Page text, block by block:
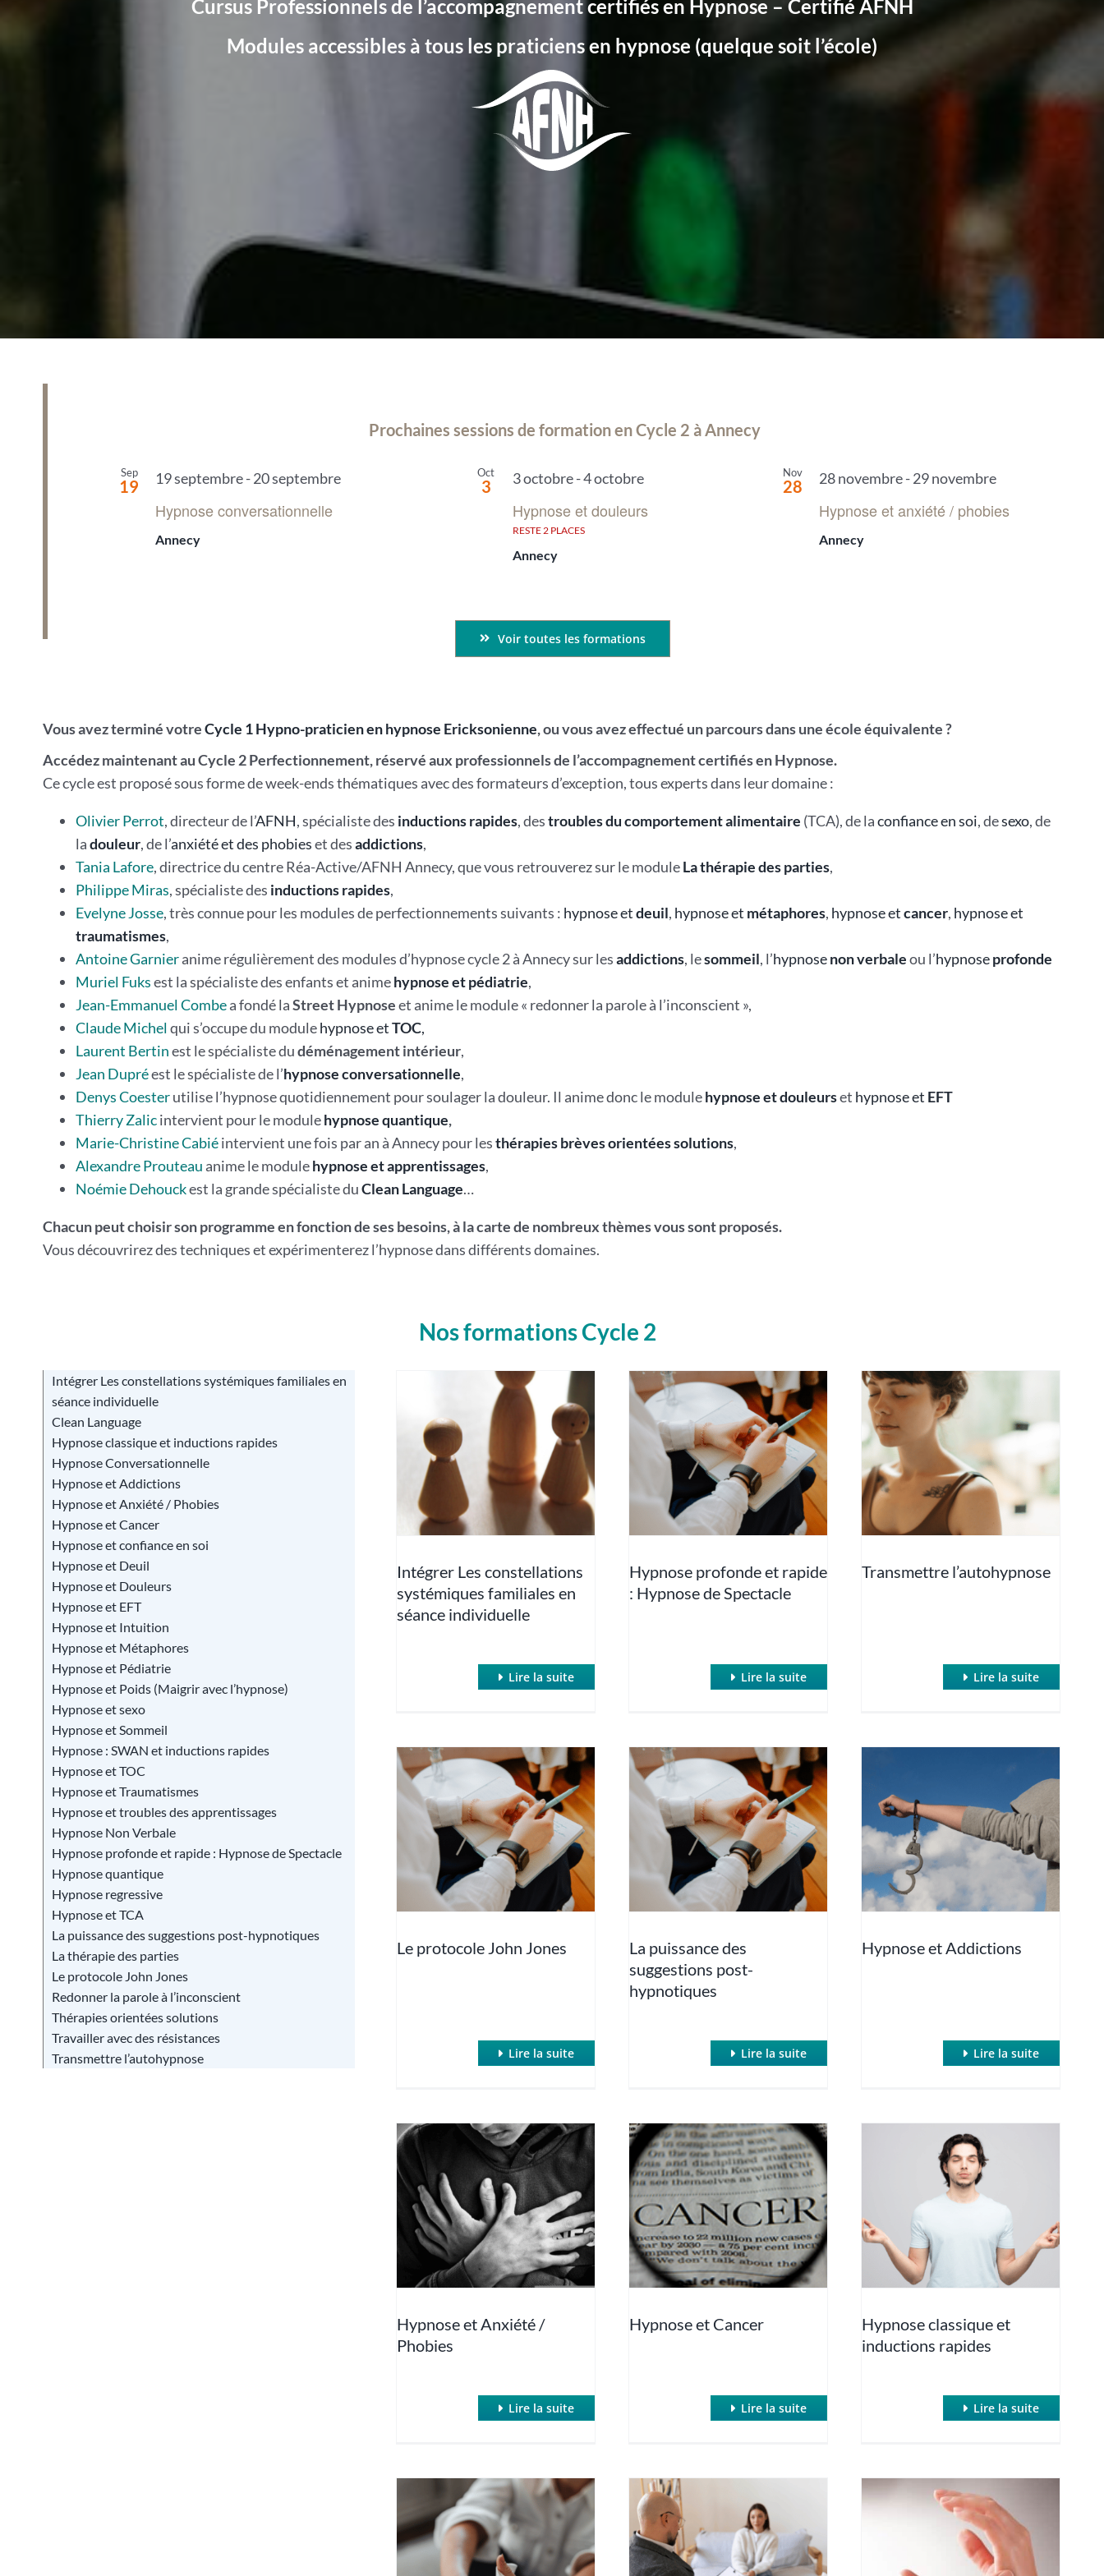
Cursus Professionnels de l’accompagnement certifiés en Hypnose – Certifié AFNH
Modules accessibles à tous les praticiens en hypnose (quelque soit l’école)
Prochaines sessions de formation en Cycle 2 à Annecy
Sep
19 19 septembre-20 septembre
Hypnose conversationnelle
Annecy
Oct
3 3 octobre-4 octobre
Hypnose et douleurs
RESTE 2 PLACES
Annecy
Nov
28 28 novembre-29 novembre
Hypnose et anxiété / phobies
Annecy
Voir toutes les formations
Vous avez terminé votreCycle 1 Hypno-praticien en hypnose Ericksonienne, ou vous avez effectué un parcours dans une école équivalente ?
Accédez maintenant au Cycle 2 Perfectionnement, réservé aux professionnels de l’accompagnement certifiés en Hypnose.
Ce cycle est proposé sous forme de week-ends thématiques avec des formateurs d’exception, tous experts dans leur domaine :
Olivier Perrot, directeur de l’AFNH, spécialiste des inductions rapides, destroubles du comportement alimentaire (TCA), de laconfiance en soi, desexo, de
ladouleur, de l’anxiété et des phobieset desaddictions,
Tania Lafore, directrice du centre Réa-Active/AFNH Annecy, que vous retrouverez sur le moduleLa thérapie des parties,
Philippe Miras, spécialiste des inductions rapides,
Evelyne Josse, très connue pour les modules de perfectionnements suivants : hypnose etdeuil, hypnose et métaphores, hypnose etcancer, hypnose et
traumatismes,
Antoine Garnieranime régulièrement des modules d’hypnose cycle 2 à Annecy sur lesaddictions, lesommeil, l’hypnosenon verbaleou l’hypnoseprofonde
Muriel Fuksest la spécialiste des enfants et animehypnose et pédiatrie,
Jean-Emmanuel Combea fondé laStreet Hypnoseet anime le module « redonner la parole à l’inconscient »,
Claude Michelqui s’occupe du modulehypnose etTOC,
Laurent Bertinest le spécialiste dudéménagement intérieur,
Jean Dupréest le spécialiste de l’hypnose conversationnelle,
Denys Coesterutilise l’hypnose quotidiennement pour soulager la douleur. Il anime donc le modulehypnose et douleurset hypnose et EFT
Thierry Zalicintervient pour le modulehypnose quantique,
Marie-Christine Cabiéintervient une fois par an à Annecy pour lesthérapies brèves orientées solutions,
Alexandre Prouteau anime le modulehypnose et apprentissages,
Noémie Dehouckest la grande spécialiste duClean Language…
Chacun peut choisir son programme en fonction de ses besoins, à la carte de nombreux thèmes vous sont proposés.
Vous découvrirez des techniques et expérimenterez l’hypnose dans différents domaines.
Nos formations Cycle 2
Intégrer Les constellations systémiques familiales en
séance individuelle
Clean Language
Hypnose classique et inductions rapides
Hypnose Conversationnelle
Hypnose et Addictions
Hypnose et Anxiété / Phobies
Hypnose et Cancer
Hypnose et confiance en soi
Hypnose et Deuil
Hypnose et Douleurs
Hypnose et EFT
Hypnose et Intuition
Hypnose et Métaphores
Hypnose et Pédiatrie
Hypnose et Poids (Maigrir avec l’hypnose)
Hypnose et sexo
Hypnose et Sommeil
Hypnose : SWAN et inductions rapides
Hypnose et TOC
Hypnose et Traumatismes
Hypnose et troubles des apprentissages
Hypnose Non Verbale
Hypnose profonde et rapide : Hypnose de Spectacle
Hypnose quantique
Hypnose regressive
Hypnose et TCA
La puissance des suggestions post-hypnotiques
La thérapie des parties
Le protocole John Jones
Redonner la parole à l’inconscient
Thérapies orientées solutions
Travailler avec des résistances
Transmettre l’autohypnose
Intégrer Les constellations
systémiques familiales en
séance individuelle
Lire la suite
Hypnose profonde et rapide
: Hypnose de Spectacle
Lire la suite
Transmettre l’autohypnose
Lire la suite
Le protocole John Jones
Lire la suite
La puissance des
suggestions post-
hypnotiques
Lire la suite
Hypnose et Addictions
Lire la suite
Hypnose et Anxiété /
Phobies
Lire la suite
Hypnose et Cancer
Lire la suite
Hypnose classique et
inductions rapides
Lire la suite